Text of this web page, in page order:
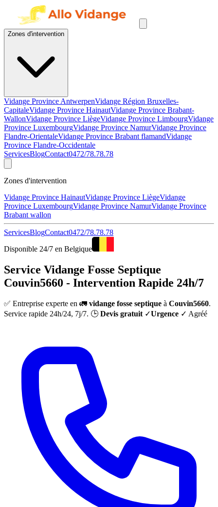
Zones d'intervention
Vidange Province AntwerpenVidange Région Bruxelles-
CapitaleVidange Province HainautVidange Province Brabant-
WallonVidange Province LiègeVidange Province LimbourgVidange
Province LuxembourgVidange Province NamurVidange Province
Flandre-OrientaleVidange Province Brabant flamandVidange
Province Flandre-Occidentale
ServicesBlogContact0472/78.78.78
Zones d'intervention
Vidange Province HainautVidange Province LiègeVidange
Province LuxembourgVidange Province NamurVidange Province
Brabant wallon
ServicesBlogContact0472/78.78.78
Disponible 24/7 en Belgique
Service Vidange Fosse Septique
Couvin5660 - Intervention Rapide 24h/7
✅ Entreprise experte en 🚛 vidange fosse septique à Couvin5660.
Service rapide 24h/24, 7j/7. 🕒 Devis gratuit ✓Urgence ✓ Agréé